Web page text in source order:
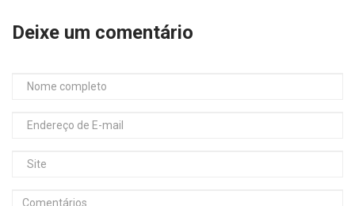
Deixe um comentário